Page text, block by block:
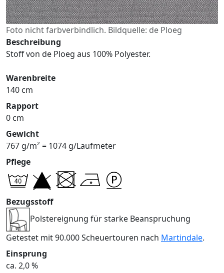
Foto nicht farbverbindlich. Bildquelle: de Ploeg
Beschreibung
Stoff von de Ploeg aus 100% Polyester.
Warenbreite
140 cm
Rapport
0 cm
Gewicht
767 g/m² = 1074 g/Laufmeter
Pflege
Bezugsstoff
Polstereignung für starke Beanspruchung
Getestet mit 90.000 Scheuertouren nach Martindale.
Einsprung
ca. 2,0 %